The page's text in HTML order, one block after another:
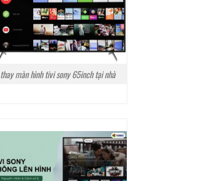
thay màn hình tivi sony 65inch tại nhà